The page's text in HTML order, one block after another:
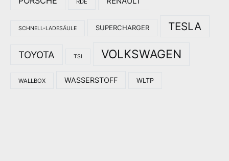
SCHNELL-LADESÄULE SUPERCHARGER TESLA
TOYOTA TSI VOLKSWAGEN
WALLBOX WASSERSTOFF WLTP